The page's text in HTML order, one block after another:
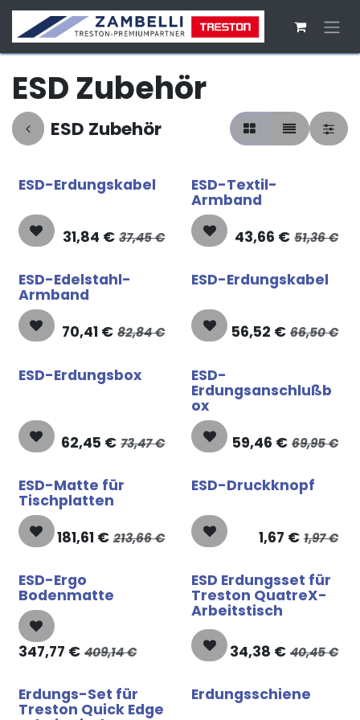
Zum Inhalt springen
ESD Zubehör
ESD Zubehör
ESD-Erdungskabel
31,84 € 37,45€
ESD-Textil-
Armband
43,66 € 51,36€
ESD-Edelstahl-
Armband
70,41 € 82,84€
ESD-Erdungskabel
56,52 € 66,50€
ESD-Erdungsbox
62,45 € 73,47€
ESD-
Erdungsanschlußb
ox
59,46 € 69,95€
ESD-Matte für
Tischplatten
181,61 € 213,66€
ESD-Druckknopf
1,67 € 1,97€
ESD-Ergo
Bodenmatte
347,77 € 409,14€
ESD Erdungsset für
Treston QuatreX-
Arbeitstisch
34,38 € 40,45€
Erdungs-Set für
Treston Quick Edge
Erdungsschiene